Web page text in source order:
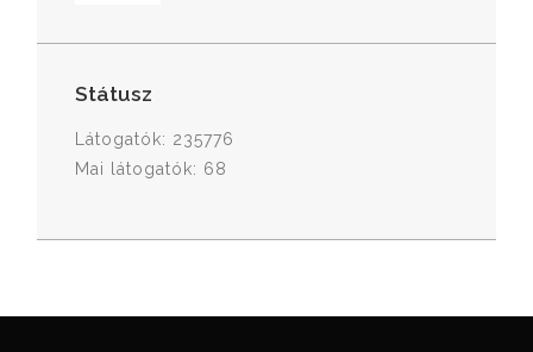
Státusz
Látogatók: 235776
Mai látogatók: 68